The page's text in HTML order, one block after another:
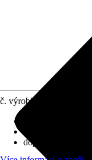
č. výrobku
doporučení k lepení